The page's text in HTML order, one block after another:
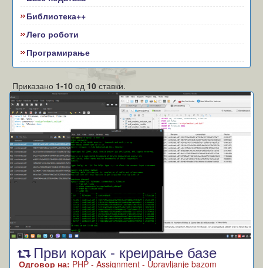
Библиотека++
Лего роботи
Програмирање
Приказано 1-10 од 10 ставки.
Први корак - креирање базе
Одговор на: PHP - Assignment - Upravljanje bazom